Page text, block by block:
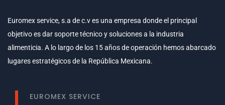
Euromex service, s.a de c.v es una empresa donde el principal
objetivo es dar soporte técnico y soluciones a la industria
alimenticia. A lo largo de los 15 años de operación hemos abarcado
lugares estratégicos de la República Mexicana.
EUROMEX SERVICE